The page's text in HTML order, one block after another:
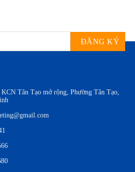
Tân Tạo mở rộng, Phường Tân Tạo,